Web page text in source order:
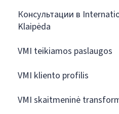
Консультации в
Klaipėda
VMI teikiamos paslaugos
VMI kliento profilis
VMI skaitmeninė